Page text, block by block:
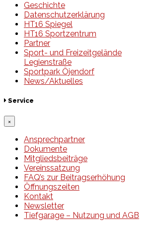
Geschichte
Datenschutzerklärung
HT16 Spiegel
HT16 Sportzentrum
Partner
Sport- und Freizeitgelände
Legienstraße
Sportpark Öjendorf
News/Aktuelles
Service
×
Ansprechpartner
Dokumente
Mitgliedsbeiträge
Vereinssatzung
FAQ’s zur Beitragserhöhung
Öffnungszeiten
Kontakt
Newsletter
Tiefgarage – Nutzung und AGB